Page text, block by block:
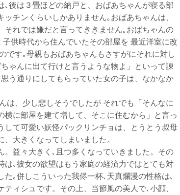
後は３畳ほどの納戸と、おばあちゃんが寝る部
チンくらいしかありません｡おばあちゃんは、
それでは嫌だと言ってききません｡おばちゃんの
供時代から住んでいたその部屋を 最近洋室に改
です｡母親もおばあちゃんもさすがにそれに対し
ゃんに出て行けと言うような物よ」といって諌
う通りにしてもらっていた女の子は、なかなか
は、少し悲しそうでしたが それでも「そんなに
に部屋を建て増して、そこに住むから」と言っ
して可愛い妖怪パックリンチョは、とうとう叔母
大きくなってしまいました。
。益々大きく､且つ多くなっていきました。その
､彼女の欲望はもう家庭の経済力ではとても対
｡併しこういった我侭一杯､天真爛漫の性格は､
ィシュです。その上、当節風の美人で､小顔、